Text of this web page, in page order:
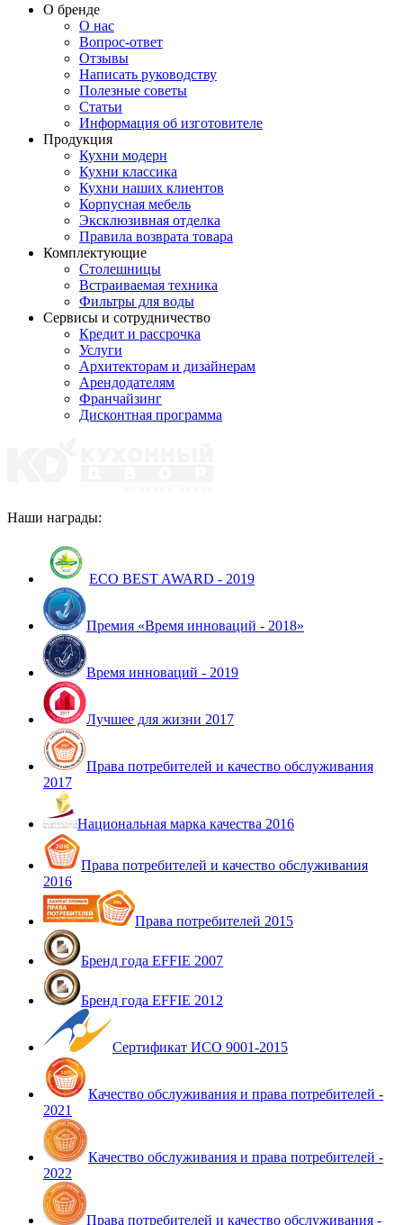
О бренде
О нас
Вопрос-ответ
Отзывы
Написать руководству
Полезные советы
Статьи
Информация об изготовителе
Продукция
Кухни модерн
Кухни классика
Кухни наших клиентов
Корпусная мебель
Эксклюзивная отделка
Правила возврата товара
Комплектующие
Столешницы
Встраиваемая техника
Фильтры для воды
Сервисы и сотрудничество
Кредит и рассрочка
Услуги
Архитекторам и дизайнерам
Арендодателям
Франчайзинг
Дисконтная программа
Наши награды:
ECO BEST AWARD - 2019
Премия «Время инноваций - 2018»
Время инноваций - 2019
Лучшее для жизни 2017
Права потребителей и качество обслуживания
2017
Национальная марка качества 2016
Права потребителей и качество обслуживания
2016
Права потребителей 2015
Бренд года EFFIE 2007
Бренд года EFFIE 2012
Сертификат ИСО 9001-2015
Качество обслуживания и права потребителей -
2021
Качество обслуживания и права потребителей -
2022
Права потребителей и качество обслуживания -